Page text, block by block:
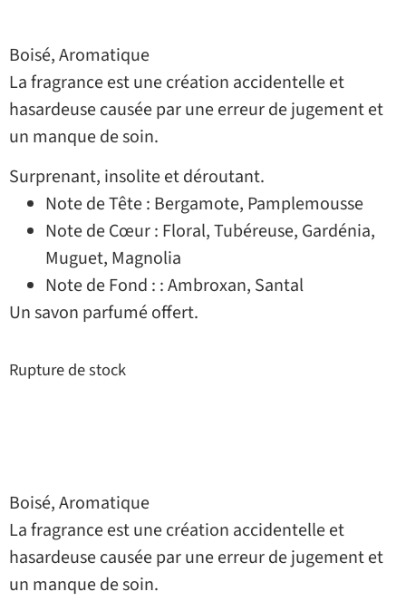
Boisé, Aromatique
La fragrance est une création accidentelle et
hasardeuse causée par une erreur de jugement et
un manque de soin.
Surprenant, insolite et déroutant.
Note de Tête : Bergamote, Pamplemousse
Note de Cœur : Floral, Tubéreuse, Gardénia,
Muguet, Magnolia
Note de Fond : : Ambroxan, Santal
Un savon parfumé offert.
Rupture de stock
Boisé, Aromatique
La fragrance est une création accidentelle et
hasardeuse causée par une erreur de jugement et
un manque de soin.